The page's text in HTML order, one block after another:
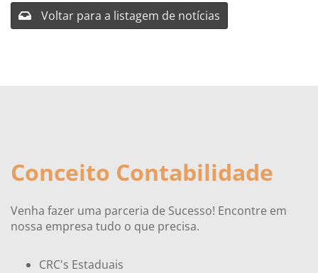
Voltar para a listagem de notícias
Conceito Contabilidade
Venha fazer uma parceria de Sucesso! Encontre em
nossa empresa tudo o que precisa.
CRC's Estaduais